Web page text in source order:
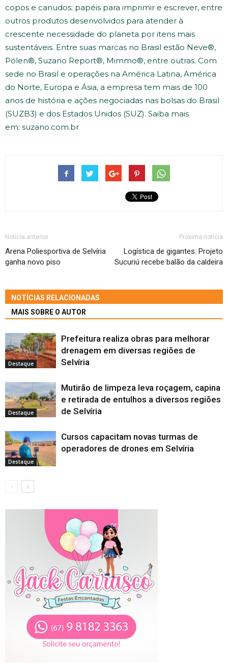
copos e canudos; papéis para imprimir e escrever, entre
outros produtos desenvolvidos para atender à
crescente necessidade do planeta por itens mais
sustentáveis. Entre suas marcas no Brasil estão Neve®,
Pólen®, Suzano Report®, Mimmo®, entre outras. Com
sede no Brasil e operações na América Latina, América
do Norte, Europa e Ásia, a empresa tem mais de 100
anos de história e ações negociadas nas bolsas do Brasil
(SUZB3) e dos Estados Unidos (SUZ). Saiba mais
em: suzano.com.br
Notícia anterior
Arena Poliesportiva de Selvíria
ganha novo piso
Próxima notícia
Logística de gigantes: Projeto
Sucuriú recebe balão da caldeira
NOTÍCIAS RELACIONADAS
MAIS SOBRE O AUTOR
Destaque
Prefeitura realiza obras para melhorar
drenagem em diversas regiões de
Selvíria
Destaque
Mutirão de limpeza leva roçagem, capina
e retirada de entulhos a diversos regiões
de Selvíria
Destaque
Cursos capacitam novas turmas de
operadores de drones em Selvíria